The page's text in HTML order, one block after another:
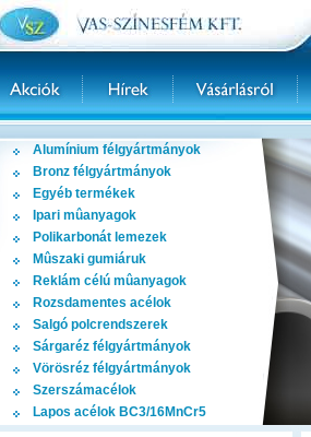
Alumínium félgyártmányok
Bronz félgyártmányok
Egyéb termékek
Ipari mûanyagok
Polikarbonát lemezek
Mûszaki gumiáruk
Reklám célú mûanyagok
Rozsdamentes acélok
Salgó polcrendszerek
Sárgaréz félgyártmányok
Vörösréz félgyártmányok
Szerszámacélok
Lapos acélok BC3/16MnCr5